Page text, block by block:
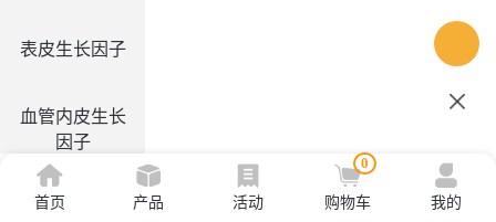
表皮生长因子
血管内皮生长
因子
集落刺激因子
首页 产品 活动
0
购物车 我的